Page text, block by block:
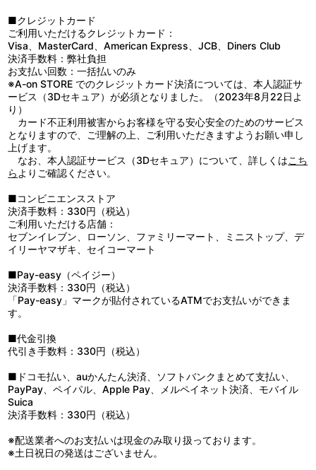
れてしまう。そこに新型パワードスーツを身に纏った研美が駆けつ
け、謎の悪石人間を追い払うのだが…。
■＃04「学園祭のオニ」
明日は学園祭。生徒たちは明日の準備に向けて大わらわ。鉱石部
に入部したアルマも準備に余念が無い。楽しそうな若菜の笑顔に、
戦い続きのアルマも小さな安らぎを覚えるのだった。そんな折、学
園に悪石蛇が迷い込む事件が発生。「お嬢様にバレたら、学園祭は
中止になる！」。鏡の脳裏に、初めての学園祭を楽しみにしていた
ルリの笑顔が浮かぶ。事情を知ったアルマもまた、若菜が楽しみに
している学園祭が潰されてはと、心密かに思う。しかし、悪石蛇を
倒すには、ルリの力を借りて変身しなければならない。ルリに気づ
かれないうちに、悪石蛇を排除しなければ、明日の学園祭が中止に
なってしまうのだが…。
原案：いのまたむつみ、形部一平／キャラクターデザイン：千羽由
利子、中田栄治／プロップデザイン：宮本 崇／エンゲージメントス
ーツデザイン：中田栄治／悪石デザイン：岩永悦宜／美術監督：河
野次郎／色彩設計：梅崎ひろこ／3Dディレクター：佐々木研太郎／
撮影監督：千葉洋之／編集：野尻由紀子／音響監督：明田川 仁／音
楽：佐橋俊彦／製作：サンライズ、バンダイビジュアル、博報堂DY
メディアパートナーズ、毎日放送
■クレジットカード
ご利用いただけるクレジットカード：
Visa、MasterCard、American Express、JCB、Diners Club
決済手数料：弊社負担
お支払い回数：一括払いのみ
※A-on STORE でのクレジットカード決済については、本人認証サ
ービス（3Dセキュア）が必須となりました。（2023年8月22日よ
り）
カード不正利用被害からお客様を守る安心安全のためのサービス
となりますので、ご理解の上、ご利用いただきますようお願い申し
上げます。
なお、本人認証サービス（3Dセキュア）について、詳しくはこち
ら よりご確認ください。
■コンビニエンスストア
決済手数料：330円（税込）
ご利用いただける店舗：
セブンイレブン、ローソン、ファミリーマート、ミニストップ、デ
イリーヤマザキ、セイコーマート
■Pay-easy（ペイジー）
決済手数料：330円（税込）
「Pay-easy」マークが貼付されているATMでお支払いができま
す。
■代金引換
代引き手数料：330円（税込）
■ドコモ払い、auかんたん決済、ソフトバンクまとめて支払い、
PayPay、ペイパル、Apple Pay、メルペイネット決済、モバイル
Suica
決済手数料：330円（税込）
※配送業者へのお支払いは現金のみ取り扱っております。
※土日祝日の発送はございません。